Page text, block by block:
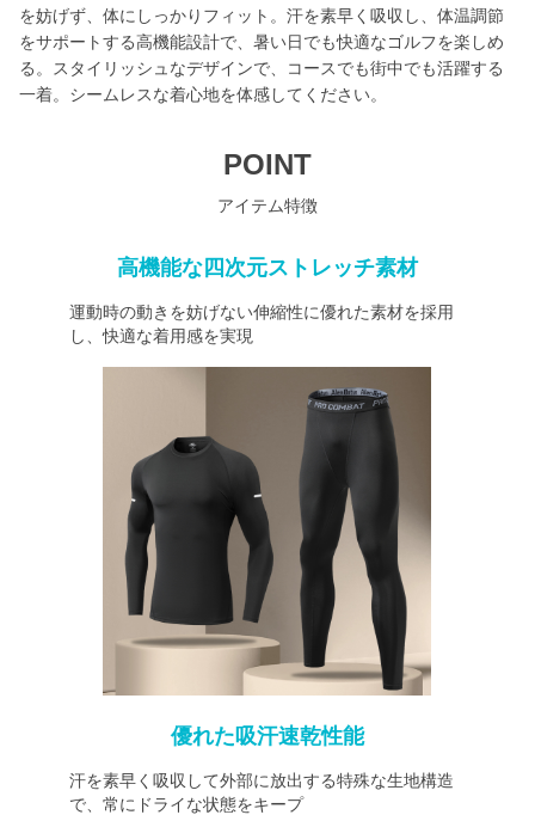
を妨げず、体にしっかりフィット。汗を素早く吸収し、体温調節
をサポートする高機能設計で、暑い日でも快適なゴルフを楽しめ
る。スタイリッシュなデザインで、コースでも街中でも活躍する
一着。シームレスな着心地を体感してください。
POINT
アイテム特徴
高機能な四次元ストレッチ素材
運動時の動きを妨げない伸縮性に優れた素材を採用
し、快適な着用感を実現
優れた吸汗速乾性能
汗を素早く吸収して外部に放出する特殊な生地構造
で、常にドライな状態をキープ